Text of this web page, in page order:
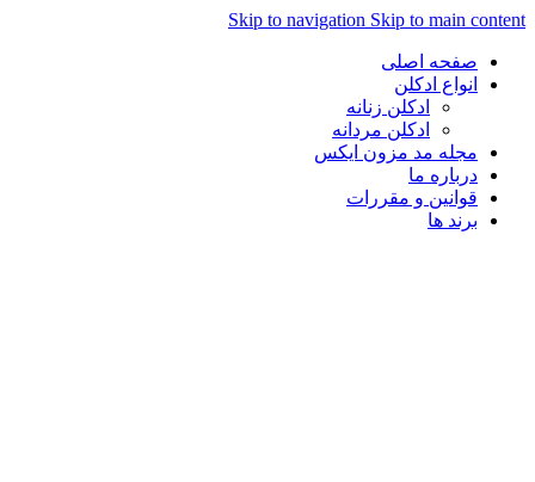
Skip to navigation Skip to main
صفحه اصلی
انواع ادکلن
ادکلن زنانه
ادکلن مردانه
مجله مد مزون ایکس
درباره ما
قوانین و مقررات
برند ها